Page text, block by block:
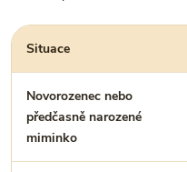
Situace
Novorozenec nebo
předčasně narozené
miminko